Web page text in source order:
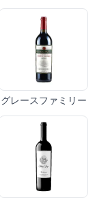
グレースファミリー